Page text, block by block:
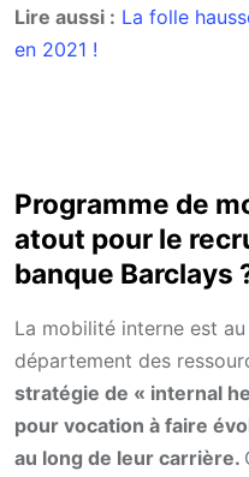
Lire aussi : La folle
en 2021 !
Programme de
atout pour le
banque Barclays
La mobilité interne est
département des
stratégie de « internal
pour vocation à faire
au long de leur carrière.